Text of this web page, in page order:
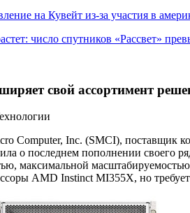
на Кувейт из-за участия в
число спутников «Рассвет»
свой ассортимент
Computer, Inc. (SMCI),
о последнем пополнении своего
максимальной
AMD Instinct MI355X, но